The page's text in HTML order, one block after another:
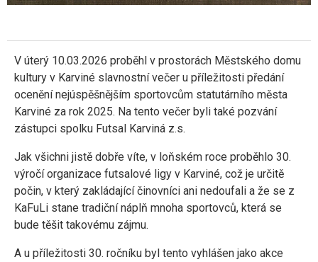
V úterý 10.03.2026 proběhl v prostorách Městského domu
kultury v Karviné slavnostní večer u příležitosti předání
ocenění nejúspěšnějším sportovcům statutárního města
Karviné za rok 2025. Na tento večer byli také pozvání
zástupci spolku Futsal Karviná z.s.
Jak všichni jistě dobře víte, v loňském roce proběhlo 30.
výročí organizace futsalové ligy v Karviné, což je určitě
počin, v který zakládající činovníci ani nedoufali a že se z
KaFuLi stane tradiční náplň mnoha sportovců, která se
bude těšit takovému zájmu.
A u příležitosti 30. ročníku byl tento vyhlášen jako akce